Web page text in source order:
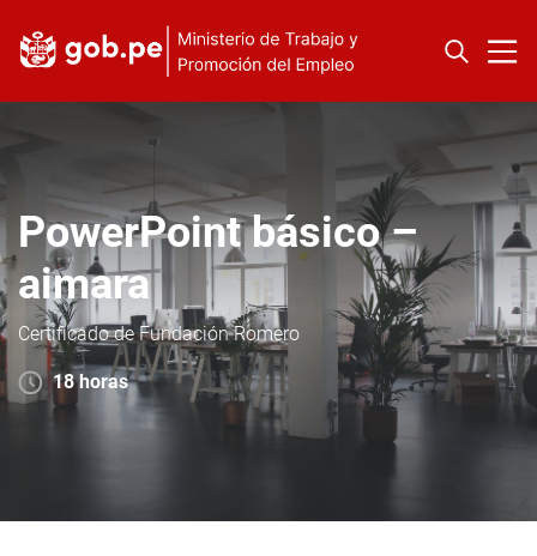
PowerPoint básico –
aimara
Certificado de Fundación Romero
18 horas